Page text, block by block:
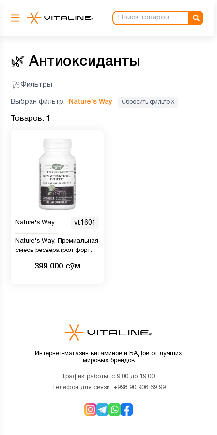
🌿 Антиоксиданты
Фильтры
Выбран фильтр: Nature's Way Сбросить фильтр Х
Товаров: 1
Nature's Way vt1601
Nature's Way, Премиальная
смесь ресвератрол форте,
399 000 сӯм
Интернет-магазин витаминов и БАДов от лучших
мировых брендов
График работы: с 9:00 до 19:00
Телефон для связи: +998 90 906 69 99